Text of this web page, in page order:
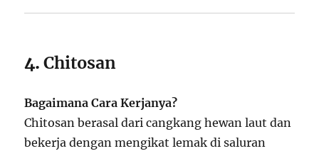
4.Chitosan
Bagaimana Cara Kerjanya?
Chitosan berasal dari cangkang hewan laut dan
bekerja dengan mengikat lemak di saluran